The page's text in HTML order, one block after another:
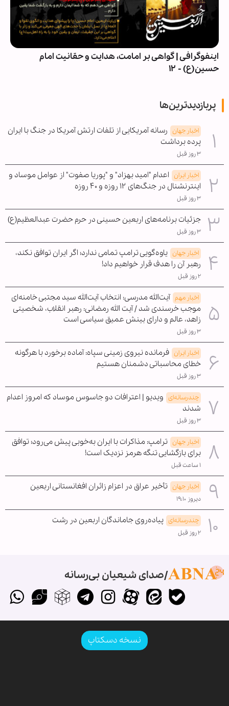
اینفوگرافی | گواهی بر امامت، هدایت و حقانیت امام
حسین(ع) - ۱۲
پربازدیدترین‌ها
اخبار جهان رسانه آمریکایی از تلفات ارتش آمریکا در جنگ با ایران
پرده برداشت
۳ روز قبل
اخبار ایران اعدام "امید بهزاد" و "پوریا صفوت" از عوامل موساد و
اینترنشنال در جنگ‌های ۱۲ روزه و ۴۰ روزه
۳ روز قبل
جزئیات برنامه‌های اربعین حسینی در حرم حضرت عبدالعظیم(ع)
۳ روز قبل
اخبار جهان یاوه‌گویی ترامپ تمامی ندارد؛ اگر ایران توافق نکند،
رهبر آن را هدف قرار خواهیم داد!
۲ روز قبل
اخبار مهم آیت‌الله مدرسی: انتخاب آیت‌الله سید مجتبی خامنه‌ای
موجب خرسندی شد / آیت الله رمضانی: رهبر انقلاب، شخصیتی
زاهد، عالم و دارای بینش عمیق سیاسی است
۳ روز قبل
اخبار ایران فرمانده نیروی زمینی سپاه: آماده برخورد با هرگونه
خطای محاسباتی دشمنان هستیم
۳ روز قبل
چندرسانه‌ای ویدیو | اعترافات دو جاسوس موساد که امروز اعدام
شدند
۳ روز قبل
اخبار جهان ترامپ: مذاکرات با ایران به‌خوبی پیش می‌رود؛ توافق
برای بازگشایی تنگه هرمز نزدیک است!
۱ ساعت قبل
اخبار جهان تأخیر عراق در اعزام زائران افغانستانی اربعین
دیروز ۱۹:۱۰
چندرسانه‌ای پیاده‌روی جاماندگان اربعین در رشت
۲ روز قبل
صدای شیعیان بی‌رسانه
نسخه دسکتاپ